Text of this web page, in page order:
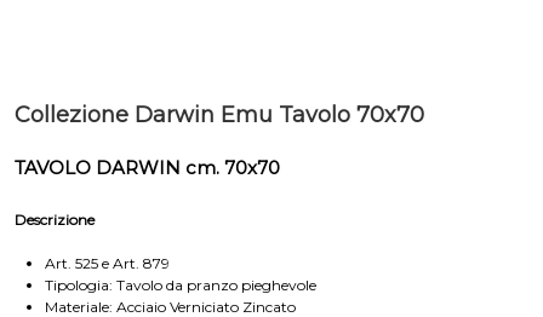
Collezione Darwin Emu Tavolo 70x70
TAVOLO DARWIN cm. 70x70
Descrizione
Art. 525 e Art. 879
Tipologia: Tavolo da pranzo pieghevole
Materiale: Acciaio Verniciato Zincato